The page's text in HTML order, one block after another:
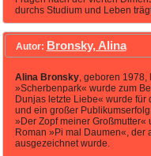
durchs Studium und Leben
Autor: Bronsky, Alina
Alina Bronsky, geboren 1978,
»Scherbenpark« wurde zum
Dunjas letzte Liebe« wurde
und ein großer
»Der Zopf meiner
Roman »Pi mal Daumen«,
ausgezeichnet wurde.